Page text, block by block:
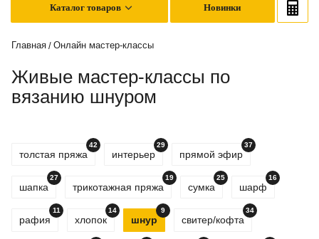
Каталог товаров Новинки
Главная / Онлайн мастер-классы
Живые мастер-классы по
вязанию шнуром
толстая пряжа
42
интерьер
29
прямой эфир
37
шапка
27
трикотажная пряжа
19
сумка
25
шарф
16
рафия
11
хлопок
14
шнур
9
свитер/кофта
34